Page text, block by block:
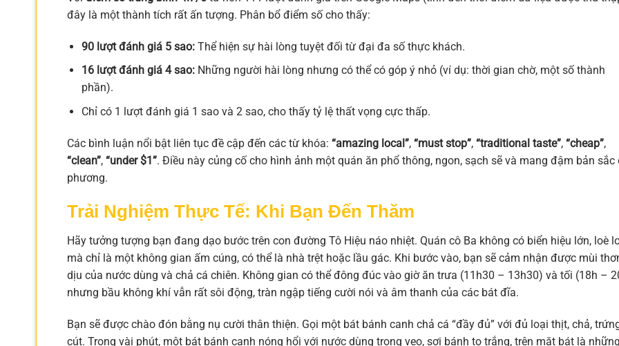
đây là một thành tích rất ấn tượng. Phân bổ điểm số cho thấy:
90 lượt đánh giá 5 sao:Thể hiện sự hài lòng tuyệt đối từ đại đa số thực khách.
16 lượt đánh giá 4 sao:Những người hài lòng nhưng có thể có góp ý nhỏ (ví dụ: thời gian chờ, một số thành
phần).
Chỉ có 1 lượt đánh giá 1 sao và 2 sao, cho thấy tỷ lệ thất vọng cực thấp.
Các bình luận nổi bật liên tục đề cập đến các từ khóa: “amazing local”, “must stop”, “traditional taste”, “cheap”,
“clean”, “under $1”. Điều này củng cố cho hình ảnh một quán ăn phổ thông, ngon, sạch sẽ và mang đậm bản sắc
phương.
Trải Nghiệm Thực Tế: Khi Bạn Đến Thăm
Hãy tưởng tượng bạn đang dạo bước trên con đường Tô Hiệu náo nhiệt. Quán cô Ba không có biển hiệu lớn, loè
mà chỉ là một không gian ấm cúng, có thể là nhà trệt hoặc lầu gác. Khi bước vào, bạn sẽ cảm nhận được mùi
dịu của nước dùng và chả cá chiên. Không gian có thể đông đúc vào giờ ăn trưa (11h30 – 13h30) và tối (18h –
nhưng bầu không khí vẫn rất sôi động, tràn ngập tiếng cười nói và âm thanh của các bát đĩa.
Bạn sẽ được chào đón bằng nụ cười thân thiện. Gọi một bát bánh canh chả cá “đầy đủ” với đủ loại thịt, chả,
cút. Trong vài phút, một bát bánh canh nóng hổi với nước dùng trong veo, sợi bánh to trắng, trên mặt bát là những